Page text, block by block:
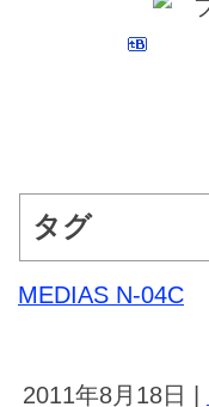
タグ
MEDIAS N-04C
2011年8月18日 |